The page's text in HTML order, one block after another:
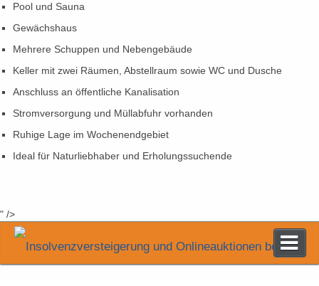
Pool und Sauna
Gewächshaus
Mehrere Schuppen und Nebengebäude
Keller mit zwei Räumen, Abstellraum sowie WC und Dusche
Anschluss an öffentliche Kanalisation
Stromversorgung und Müllabfuhr vorhanden
Ruhige Lage im Wochenendgebiet
Ideal für Naturliebhaber und Erholungssuchende
" />